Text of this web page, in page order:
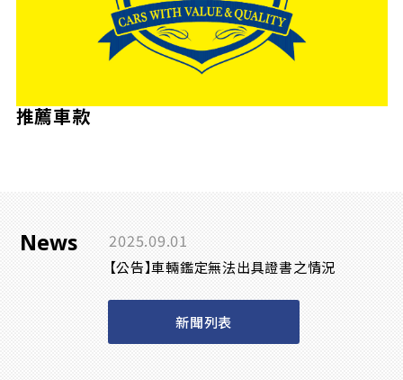
推薦車款
News 2025.09.01
【公告】車輛鑑定無法出具證書之情況
新聞列表